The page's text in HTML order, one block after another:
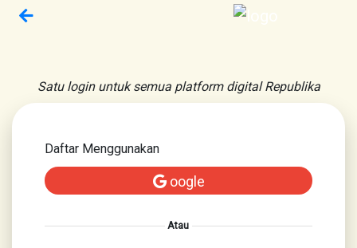
Satu login untuk semua platform digital Republika
Daftar Menggunakan
oogle
Atau